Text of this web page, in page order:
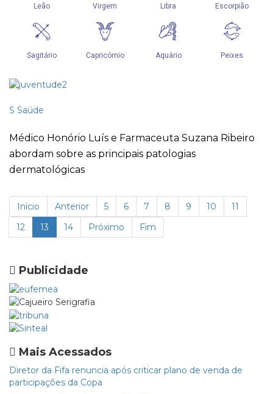
S Saúde
Médico Honório Luís e Farmaceuta Suzana Ribeiro
abordam sobre as principais patologias
dermatológicas
Início Anterior 5 6 7 8 9 10
11
12
13 14 Próximo Fim
Publicidade
Mais Acessados
Diretor da Fifa renuncia após criticar plano de venda de
participações da Copa